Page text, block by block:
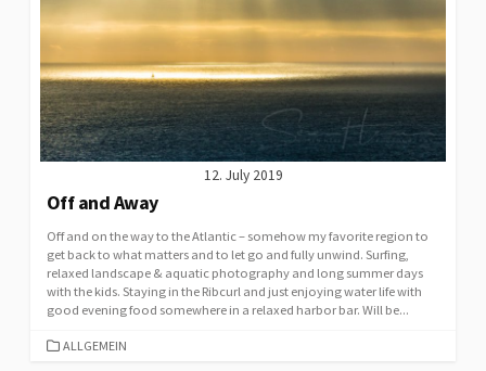
12. July 2019
Off and Away
Off and on the way to the Atlantic – somehow my favorite region to
get back to what matters and to let go and fully unwind. Surfing,
relaxed landscape & aquatic photography and long summer days
with the kids. Staying in the Ribcurl and just enjoying water life with
good evening food somewhere in a relaxed harbor bar. Will be...
CATEGORIES
ALLGEMEIN